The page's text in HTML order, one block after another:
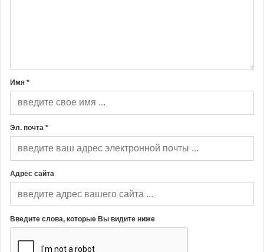
Имя *
Эл. почта *
Адрес сайта
Введите слова, которые Вы видите ниже